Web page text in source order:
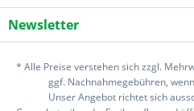
Newsletter
* Alle Preise verstehen sich zzgl.
ggf. Nachnahmegebühren,
Unser Angebot richtet sich